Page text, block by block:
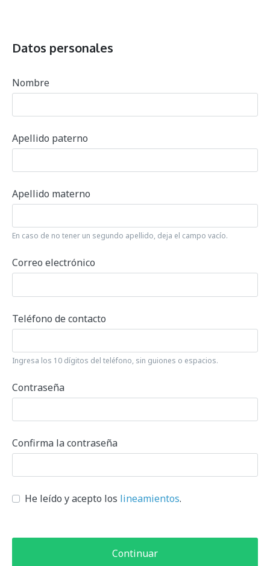
Datos personales
Nombre
Apellido paterno
Apellido materno
En caso de no tener un segundo apellido, deja el campo vacío.
Correo electrónico
Teléfono de contacto
Ingresa los 10 dígitos del teléfono, sin guiones o espacios.
Contraseña
Confirma la contraseña
He leído y acepto los lineamientos.
Continuar